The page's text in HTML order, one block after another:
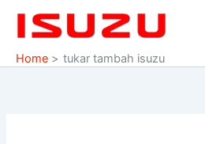
Home
tukar tambah isuzu